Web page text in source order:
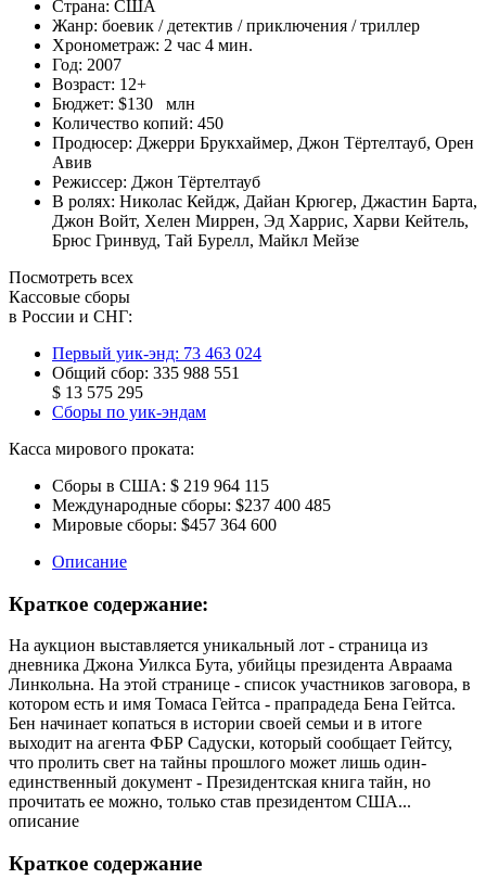
Страна: США
Жанр: боевик / детектив /приключения /триллер
Хронометраж: 2 час 4 мин.
Год: 2007
Возраст: 12+
Бюджет: $130 млн
Количество копий: 450
Продюсер: Джерри Брукхаймер, Джон Тёртелтауб, Орен
Авив
Режиссер: Джон Тёртелтауб
В ролях: Николас Кейдж, Дайан Крюгер, Джастин Барта,
Джон Войт, Хелен Миррен, Эд Харрис, Харви Кейтель,
Брюс Гринвуд, Тай Бурелл, Майкл Мейзе
Посмотреть всех
Кассовые сборы
в России и СНГ:
Первый уик-энд: 73 463 024
Общий сбор: 335 988 551
$ 13 575 295
Сборы по уик-эндам
Касса мирового проката:
Сборы в США: $ 219 964 115
Международные сборы: $237 400 485
Мировые сборы: $457 364 600
Описание
Краткое содержание:
На аукцион выставляется уникальный лот - страница из
дневника Джона Уилкса Бута, убийцы президента Авраама
Линкольна. На этой странице - список участников заговора, в
котором есть и имя Томаса Гейтса - прапрадеда Бена Гейтса.
Бен начинает копаться в истории своей семьи и в итоге
выходит на агента ФБР Садуски, который сообщает Гейтсу,
что пролить свет на тайны прошлого может лишь один-
единственный документ - Президентская книга тайн, но
прочитать ее можно, только став президентом США...
описание
Краткое содержание